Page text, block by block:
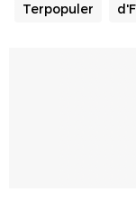
Terpopuler